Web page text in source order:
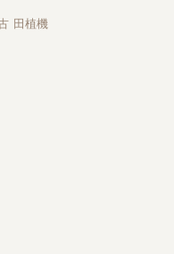
ックス掛けたら知り合
たします。
です。また欲しい物が
田植機